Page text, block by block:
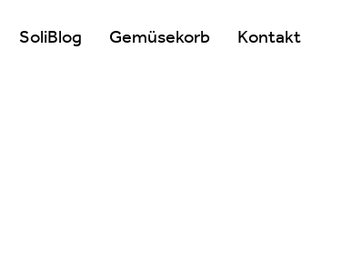
SoliBlog Gemüsekorb Kontakt